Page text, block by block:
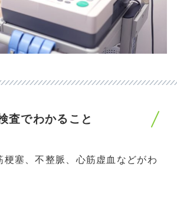
査でわかること
梗塞、不整脈、心筋虚血などがわ